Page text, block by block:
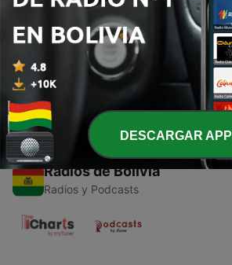
Episodios
1 - Danza Yacumama
21 ago. 2021
Radios de Bolivia
Radios y Podcasts
DESCARGAR APP